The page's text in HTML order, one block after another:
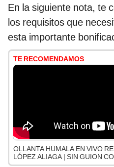
En la siguiente nota, te
los requisitos que
esta importante
TE RECOMENDAMOS
OLLANTA HUMALA EN VIVO
LÓPEZ ALIAGA | SIN GUION